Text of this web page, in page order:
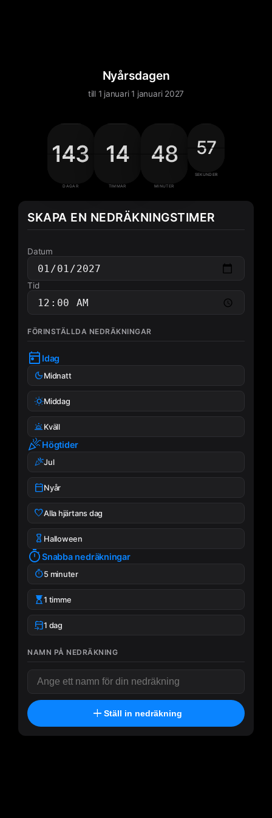
Nedräkningstimer
Nyårsdagen
till 1 januari 1 januari 2027
143
143
143
143143 Dagar
DAGAR
14
14
14
14
14 Timmar
TIMMAR
48
48
49
48
48 Minuter
MINUTER
57
57
58
57
57 Sekunder
SEKUNDER
SKAPA EN NEDRÄKNINGSTIMER
Datum
Tid
FÖRINSTÄLLDA NEDRÄKNINGAR
today Idag
dark_mode Midnatt
wb_sunnyMiddag
wb_twilight Kväll
celebrationHögtider
celebrationJul
calendar_todayNyår
favoriteAlla hjärtans dag
tibia Halloween
timerSnabba nedräkningar
timer5 minuter
hourglass_top1 timme
event_upcoming1 dag
NAMN PÅ NEDRÄKNING
add Ställ in nedräkning